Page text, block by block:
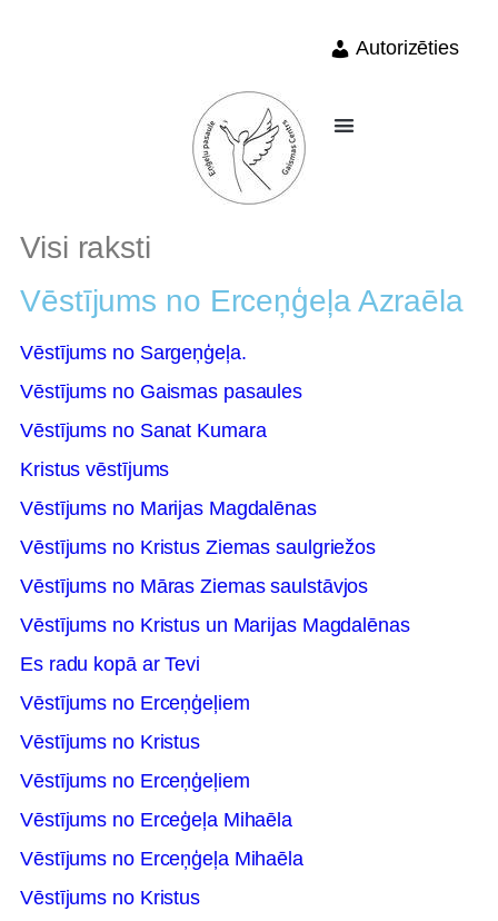
Autorizēties
Visi raksti
Vēstījums no Erceņģeļa Azraēla
Vēstījums no Sargeņģeļa.
Vēstījums no Gaismas pasaules
Vēstījums no Sanat Kumara
Kristus vēstījums
Vēstījums no Marijas Magdalēnas
Vēstījums no Kristus Ziemas saulgriežos
Vēstījums no Māras Ziemas saulstāvjos
Vēstījums no Kristus un Marijas Magdalēnas
Es radu kopā ar Tevi
Vēstījums no Erceņģeļiem
Vēstījums no Kristus
Vēstījums no Erceņģeļiem
Vēstījums no Erceģeļa Mihaēla
Vēstījums no Erceņģeļa Mihaēla
Vēstījums no Kristus